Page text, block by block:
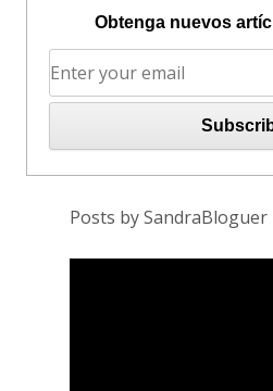
Obtenga nuevos
Posts by SandraBloguer